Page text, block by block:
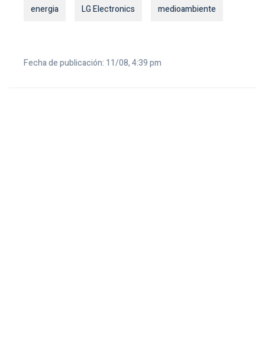
energia LG Electronics medioambiente
Fecha de publicación: 11/08, 4:39 pm